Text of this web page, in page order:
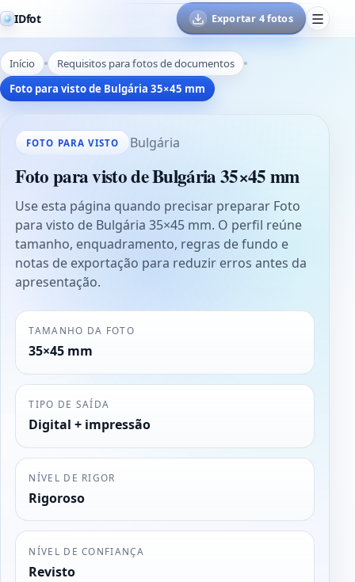
IDfot Exportar 4 fotos
Início
Requisitos para fotos de documentos
Foto para visto de Bulgária 35×45 mm
FOTO PARA VISTO Bulgária
Foto para visto de Bulgária 35×45 mm
Use esta página quando precisar preparar Foto
para visto de Bulgária 35×45 mm. O perfil reúne
tamanho, enquadramento, regras de fundo e
notas de exportação para reduzir erros antes da
apresentação.
TAMANHO DA FOTO
35×45 mm
TIPO DE SAÍDA
Digital + impressão
NÍVEL DE RIGOR
Rigoroso
NÍVEL DE CONFIANÇA
Revisto